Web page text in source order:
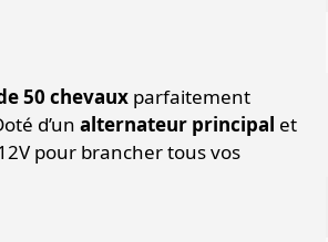
50 chevaux parfaitement
d’un alternateur principal et
pour brancher tous vos